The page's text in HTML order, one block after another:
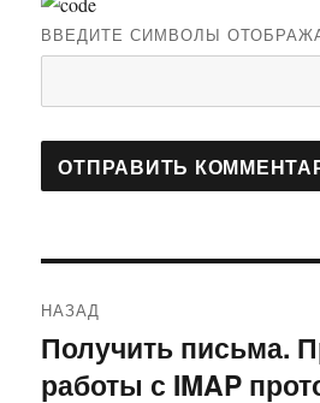
ВВЕДИТЕ СИМВОЛЫ
по
записям
НАЗАД
Предыдущая
запись:
Получить письма.
работы с IMAP